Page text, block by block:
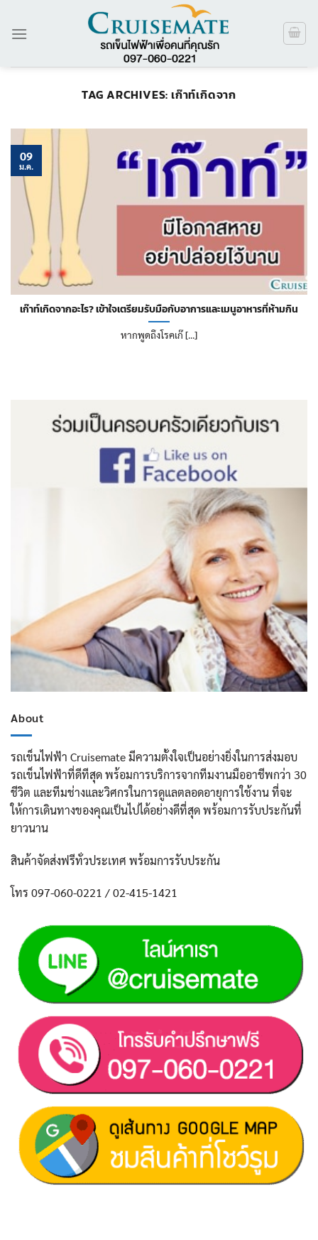
TAG ARCHIVES:เก๊าท์เกิดจาก
เก๊าท์เกิดจากอะไร? เข้าใจเตรียมรับมือกับอาการและเมนูอาหารที่ห้ามกิน
หากพูดถึงโรคเก๊ [...]
09
ม.ค.
About
รถเข็นไฟฟ้า Cruisemate มีความตั้งใจเป็นอย่างยิ่งในการส่งมอบ
รถเข็นไฟฟ้าที่ดีทีสุด พร้อมการบริการจากทีมงานมืออาชีพกว่า 30
ชีวิต และทีมช่างและวิศกรในการดูแลตลอดอายุการใช้งาน ที่จะ
ให้การเดินทางของคุณเป็นไปได้อย่างดีที่สุด พร้อมการรับประกันที่
ยาวนาน
สินค้าจัดส่งฟรีทั่วประเทศ พร้อมการรับประกัน
โทร 097-060-0221 / 02-415-1421